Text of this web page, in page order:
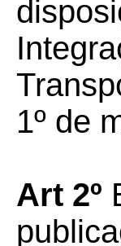
1º de
Art 2º